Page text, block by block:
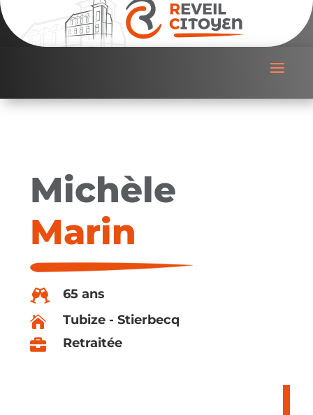
Michèle
Marin
 65 ans
 Tubize - Stierbecq
 Retraitée